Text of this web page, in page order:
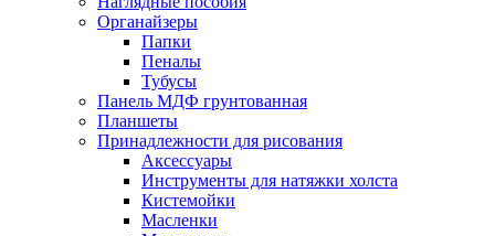
Органайзеры
Папки
Пеналы
Тубусы
Панель МДФ грунтованная
Планшеты
Принадлежности для рисования
Аксессуары
Инструменты для натяжки холста
Кистемойки
Масленки